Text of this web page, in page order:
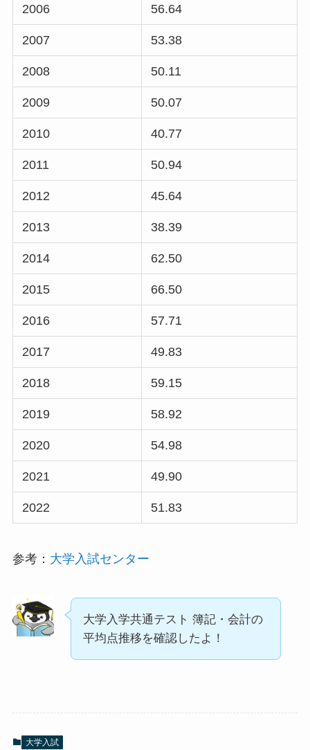
2006 56.64
2007 53.38
2008 50.11
2009 50.07
2010 40.77
2011 50.94
2012 45.64
2013 38.39
2014 62.50
2015 66.50
2016 57.71
2017 49.83
2018 59.15
2019 58.92
2020 54.98
2021 49.90
2022 51.83
参考： 大学入試センター
大学入学共通テスト 簿記・会計の
平均点推移を確認したよ！
大学入試